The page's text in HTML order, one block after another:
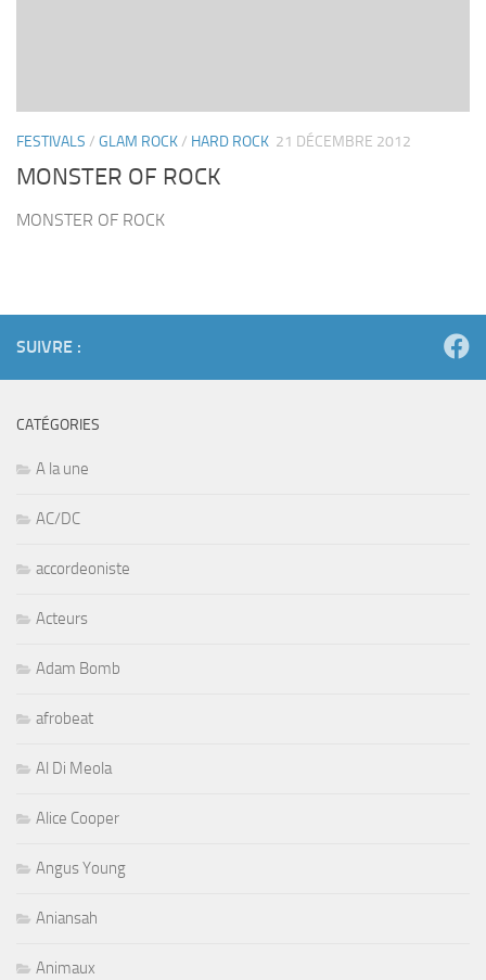
FESTIVALS / GLAM ROCK/ HARD ROCK 21 DÉCEMBRE 2012
MONSTER OF ROCK
MONSTER OF ROCK
SUIVRE :
CATÉGORIES
A la une
AC/DC
accordeoniste
Acteurs
Adam Bomb
afrobeat
Al Di Meola
Alice Cooper
Angus Young
Aniansah
Animaux